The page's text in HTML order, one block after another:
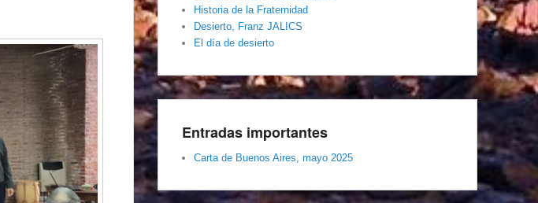
Historia de la Fraternidad
Desierto, Franz JALICS
El día de desierto
Entradas importantes
Carta de Buenos Aires, mayo 2025